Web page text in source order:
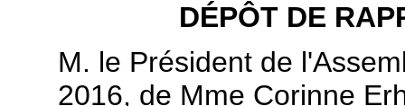
DÉPÔT DE
M. le Président de
2016, de Mme Corinne